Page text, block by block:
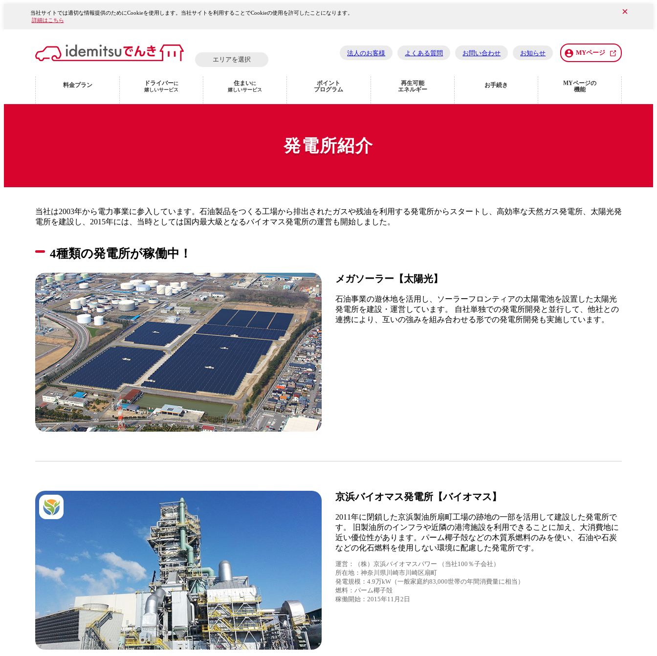
当社サイトでは適切な情報提供のためにCookieを使用します。当社サイトを利用することでCookieの使用を許可したことになります。
詳細はこちら
×
エリアを選択
法人のお客様 よくある質問 お問い合わせ お知らせ MYページ
料金プラン ドライバーに
嬉しいサービス
住まいに
嬉しいサービス
ポイント
プログラム
再生可能
エネルギー
お手続き
MYページの
機能
発電所紹介
当社は2003年から電力事業に参入しています。石油製品をつくる工場から排出されたガスや残油を利用する発電所からスタートし、高効率な天然ガス発電所、太陽光発
電所を建設し、2015年には、当時としては国内最大級となるバイオマス発電所の運営も開始しました。
4種類の発電所が稼働中！
メガソーラー【太陽光】
石油事業の遊休地を活用し、ソーラーフロンティアの太陽電池を設置した太陽光
発電所を建設・運営しています。 自社単独での発電所開発と並行して、他社との
連携により、互いの強みを組み合わせる形での発電所開発も実施しています。
京浜バイオマス発電所【バイオマス】
2011年に閉鎖した京浜製油所扇町工場の跡地の一部を活用して建設した発電所で
す。 旧製油所のインフラや近隣の港湾施設を利用できることに加え、大消費地に
近い優位性があります。パーム椰子殻などの木質系燃料のみを使い、石油や石炭
などの化石燃料を使用しない環境に配慮した発電所です。
運営：（株）京浜バイオマスパワー （当社100％子会社）
所在地：神奈川県川崎市川崎区扇町
発電規模：4.9万kW（一般家庭約83,000世帯の年間消費量に相当）
燃料：パーム椰子殻
稼働開始：2015年11月2日